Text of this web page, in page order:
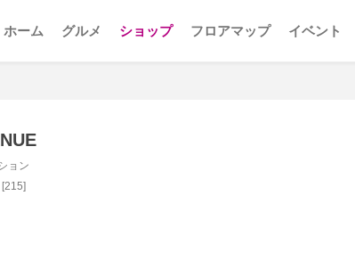
ホーム グルメ ショップ フロアマップ イベント
ョン
[215]